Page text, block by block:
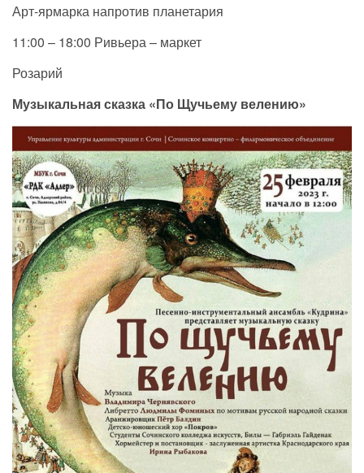
Арт-ярмарка напротив планетария
11:00 – 18:00 Ривьера – маркет
Розарий
Музыкальная сказка «По Щучьему велению»